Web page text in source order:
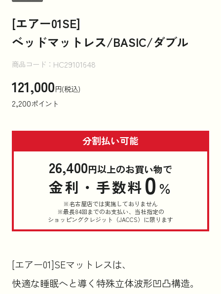
[エアー01SE]
ベッドマットレス/BASIC/ダブル
商品コード： HC29101648
121,000円(税込)
2,200ポイント
分割払い可能
26,400円以上のお買い物で
金利・手数料0％
※名古屋店では実施しておりません
※最長84回までのお支払い、当社指定の
ショッピングクレジット（JACCS）に限ります
[エアー01]SEマットレスは、
快適な睡眠へと導く特殊立体波形凹凸構造。